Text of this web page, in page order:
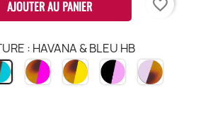
AJOUTER AU PANIER favorite_border
: HAVANA & BLEU HB
HAVANA
&
HAVANA
PINK
HAVANA
YELLOW
BLACK
&
PINK
HAVANA